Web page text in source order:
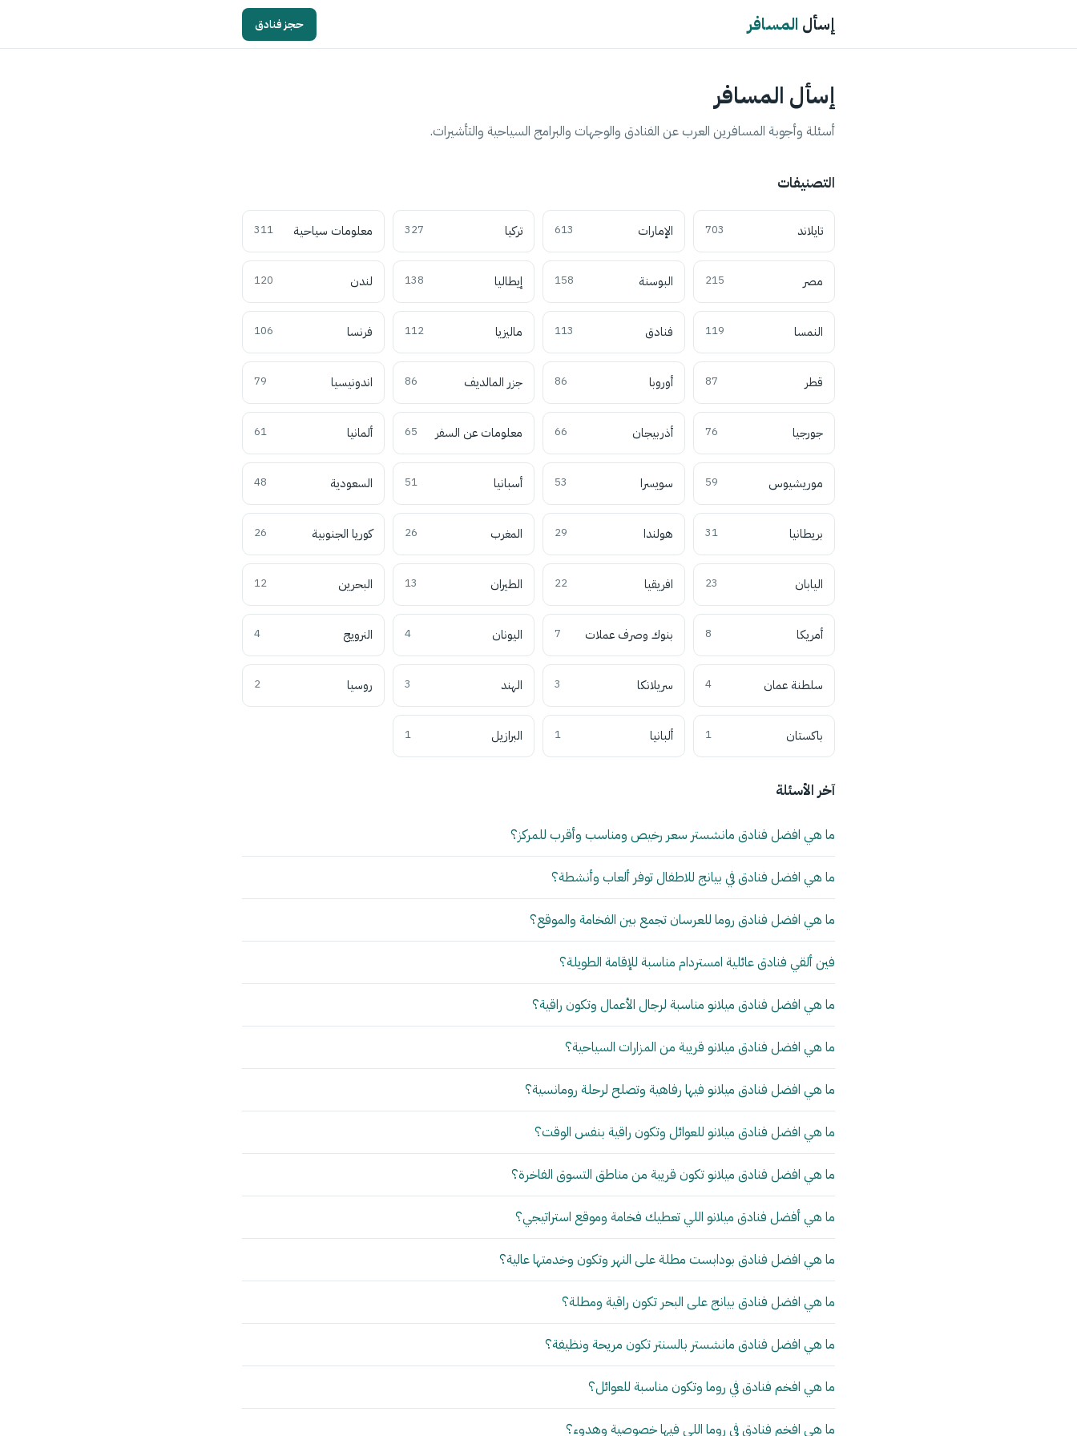
إسأل المسافر حجز فنادق
إسأل المسافر
أسئلة وأجوبة المسافرين العرب عن الفنادق والوجهات والبرامج السياحية والتأشيرات.
التصنيفات
تايلاند 703 الإمارات 613 تركيا 327 معلومات سياحية 311
مصر 215 البوسنة 158 إيطاليا 138 لندن 120
النمسا 119 فنادق 113 ماليزيا 112 فرنسا 106
قطر 87 أوروبا 86 جزر المالديف 86 اندونيسيا 79
جورجيا 76 أذربيجان 66 معلومات عن السفر 65 ألمانيا 61
موريشيوس 59 سويسرا 53 أسبانيا 51 السعودية 48
بريطانيا 31 هولندا 29 المغرب 26 كوريا الجنوبية 26
اليابان 23 افريقيا 22 الطيران 13 البحرين 12
أمريكا 8 بنوك وصرف عملات 7 اليونان 4 النرويج 4
سلطنة عمان 4 سريلانكا 3 الهند 3 روسيا 2
باكستان 1 ألبانيا 1 البرازيل 1
آخر الأسئلة
ما هي افضل فنادق مانشستر سعر رخيص ومناسب وأقرب للمركز؟
ما هي افضل فنادق في بيانج للاطفال توفر ألعاب وأنشطة؟
ما هي افضل فنادق روما للعرسان تجمع بين الفخامة والموقع؟
فين ألقي فنادق عائلية امستردام مناسبة للإقامة الطويلة؟
ما هي افضل فنادق ميلانو مناسبة لرجال الأعمال وتكون راقية؟
ما هي افضل فنادق ميلانو قريبة من المزارات السياحية؟
ما هي افضل فنادق ميلانو فيها رفاهية وتصلح لرحلة رومانسية؟
ما هي افضل فنادق ميلانو للعوائل وتكون راقية بنفس الوقت؟
ما هي افضل فنادق ميلانو تكون قريبة من مناطق التسوق الفاخرة؟
ما هي أفضل فنادق ميلانو اللي تعطيك فخامة وموقع استراتيجي؟
ما هي افضل فنادق بودابست مطلة على النهر وتكون وخدمتها عالية؟
ما هي افضل فنادق بيانج على البحر تكون راقية ومطلة؟
ما هي افضل فنادق مانشستر بالسنتر تكون مريحة ونظيفة؟
ما هي افخم فنادق في روما وتكون مناسبة للعوائل؟
ما هي افخم فنادق في روما اللي فيها خصوصية وهدوء؟